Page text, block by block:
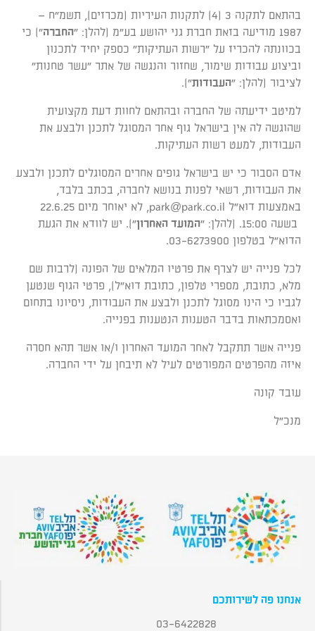
בהתאם לתקנה 3 (4) לתקנות העיריות (מכרזים), תשמ"ח –
1987 מודיעה בזאת חברת גני יהושע בע"מ (להלן: "
החברה") כי
בכוונתה להכריז על "רשות העתיקות" כספק יחיד לתכנון
וביצוע עבודות שימור, שחזור והנגשה של אתר "עשר טחנות"
לציבור (להלן: " העבודות").
למיטב ידיעתה של החברה ובהתאם לחוות דעת מקצועית
שהוגשה לה אין בישראל גוף אחר המסוגל לתכנן ולבצע את
העבודות, למעט רשות העתיקות.
אדם הסבור כי יש בישראל גופים אחרים המסוגלים לתכנן ולבצע
את העבודות, רשאי לפנות בנושא לחברה, בכתב בלבד,
באמצעות דוא"ל
park@park.co.il
, לא יאוחר מיום 22.6.25
בשעה 15:00. (להלן: "
המועד האחרון"). יש לוודא את הגעת
הדוא"ל בטלפון 03-6273900.
לכל פנייה יש לצרף את פרטיו המלאים של הפונה (לרבות שם
מלא, כתובת, מספרי טלפון, כתובת דוא"ל), פרטי הגוף שנטען
לגביו כי הינו מסוגל לתכנן ולבצע את העבודות, ניסיונו בתחום
ואסמכתאות בדבר הטענות הנטענות בפנייה.
פנייה אשר תתקבל לאחר המועד האחרון ו/או אשר תהא חסרה
איזה מהפרטים המפורטים לעיל לא תיבחן על ידי החברה.
עובד קונה
מנכ"ל
אנחנו פה לשירותכם
03-6422828